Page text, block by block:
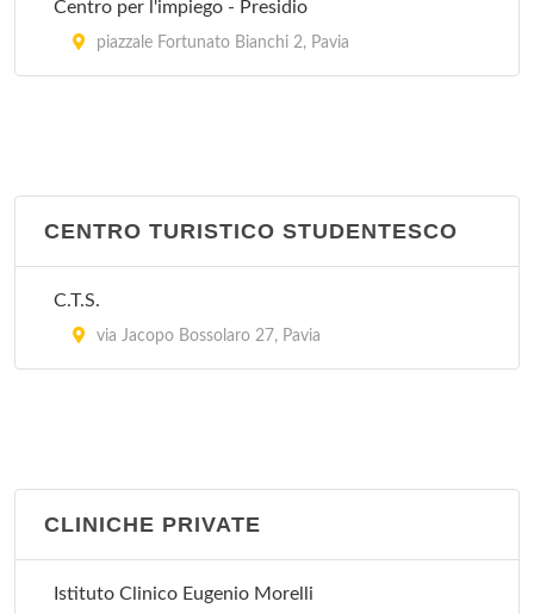
Centro per l'impiego - Presidio
piazzale Fortunato Bianchi 2, Pavia
CENTRO TURISTICO STUDENTESCO
C.T.S.
via Jacopo Bossolaro 27, Pavia
CLINICHE PRIVATE
Istituto Clinico Eugenio Morelli